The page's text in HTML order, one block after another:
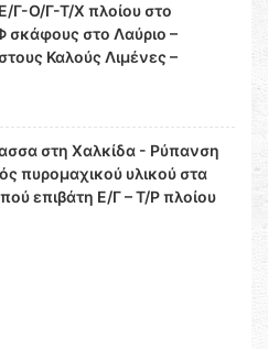
Ε/Γ-Ο/Γ-Τ/Χ πλοίου στο
σκάφους στο Λαύριο –
Καλούς Λιμένες –
στη Χαλκίδα - Ρύπανση
πυρομαχικού υλικού στα
επιβάτη Ε/Γ – Τ/Ρ πλοίου